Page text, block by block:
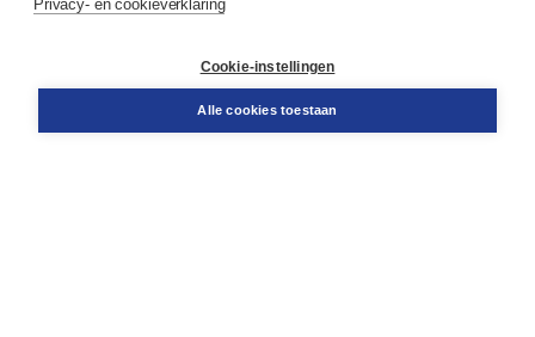
Contact
Privacy- en cookieverklaring
Cookie-instellingen
Alle cookies toestaan